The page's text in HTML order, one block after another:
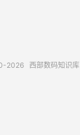
2026 西部数码知识库